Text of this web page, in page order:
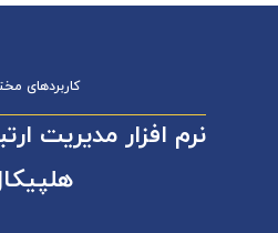
کاربردهای
نرم افزار مدیریت